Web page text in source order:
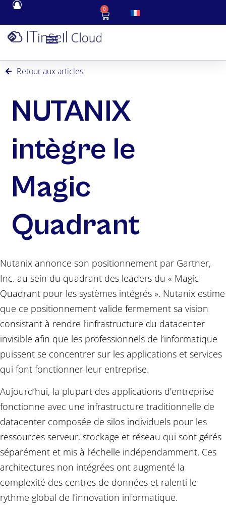
0
Retour aux articles
NUTANIX
intègre le
Magic
Quadrant
Nutanix annonce son positionnement par Gartner,
Inc. au sein du quadrant des leaders du « Magic
Quadrant pour les systèmes intégrés ». Nutanix estime
que ce positionnement valide fermement sa vision
consistant à rendre l’infrastructure du datacenter
invisible afin que les professionnels de l’informatique
puissent se concentrer sur les applications et services
qui font fonctionner leur entreprise.
Aujourd’hui, la plupart des applications d’entreprise
fonctionne avec une infrastructure traditionnelle de
datacenter composée de silos individuels pour les
ressources serveur, stockage et réseau qui sont gérés
séparément et mis à l’échelle indépendamment. Ces
architectures non intégrées ont augmenté la
complexité des centres de données et ralenti le
rythme global de l’innovation informatique.